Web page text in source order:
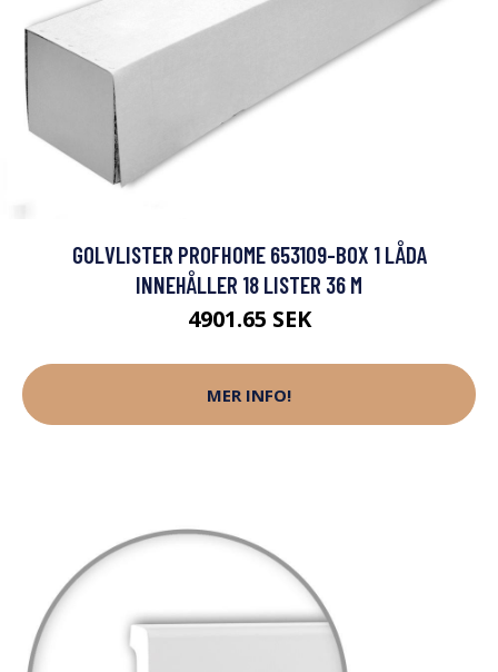
GOLVLISTER PROFHOME 653109-BOX 1 LÅDA
INNEHÅLLER 18 LISTER 36 M
4901.65 SEK
MER INFO!